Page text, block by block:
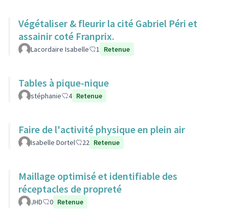
Végétaliser & fleurir la cité Gabriel Péri et
assainir coté Franprix.
Lacordaire Isabelle 1 Retenue
Tables à pique-nique
stéphanie 4 Retenue
Faire de l'activité physique en plein air
Isabelle Dortel 22 Retenue
Maillage optimisé et identifiable des
réceptacles de propreté
JHD 0 Retenue